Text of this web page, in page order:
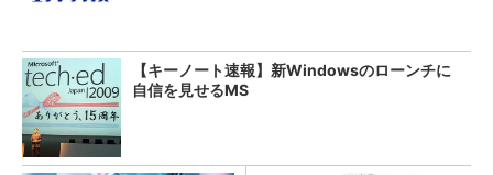
【キーノート速報】新Windowsのローンチに
自信を見せるMS